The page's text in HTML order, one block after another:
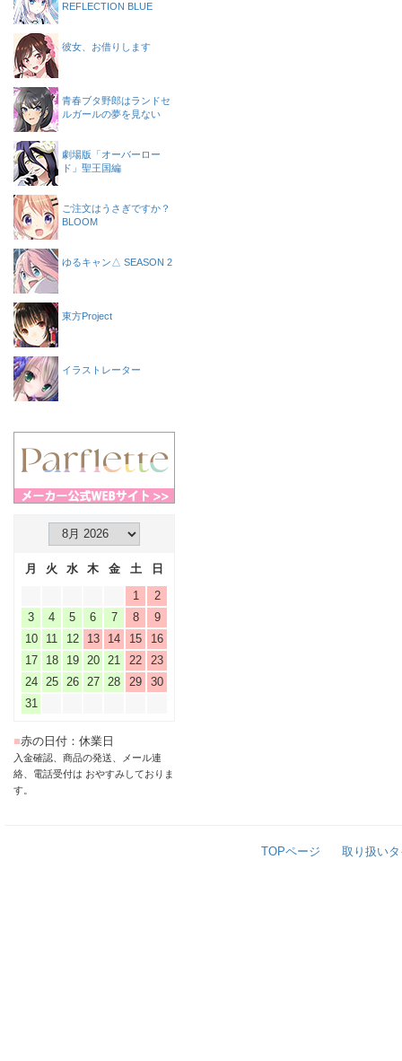
REFLECTION BLUE
彼女、お借りします
青春ブタ野郎はランドセ
ルガールの夢を見ない
劇場版「オーバーロー
ド」聖王国編
ご注文はうさぎですか？
BLOOM
ゆるキャン△ SEASON 2
東方Project
イラストレーター
月 火 水 木 金 土
日
1
2
3
4 5 6 7 8
9
10
11 12 13 14 15
16
17
18 19 20 21 22
23
24
25 26 27 28 29
30
31
■赤の日付：休業日
入金確認、商品の発送、メール連
絡、電話受付は おやすみしておりま
す。
TOPページ 取り扱い